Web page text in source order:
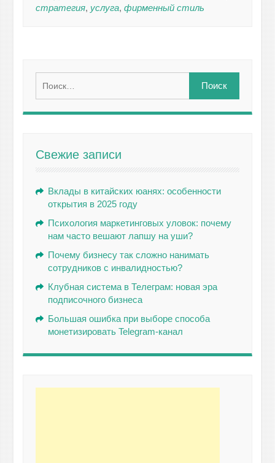
стратегия, услуга,фирменный стиль
Свежие записи
Вклады в китайских юанях: особенности
открытия в 2025 году
Психология маркетинговых уловок: почему
нам часто вешают лапшу на уши?
Почему бизнесу так сложно нанимать
сотрудников с инвалидностью?
Клубная система в Телеграм: новая эра
подписочного бизнеса
Большая ошибка при выборе способа
монетизировать Telegram-канал